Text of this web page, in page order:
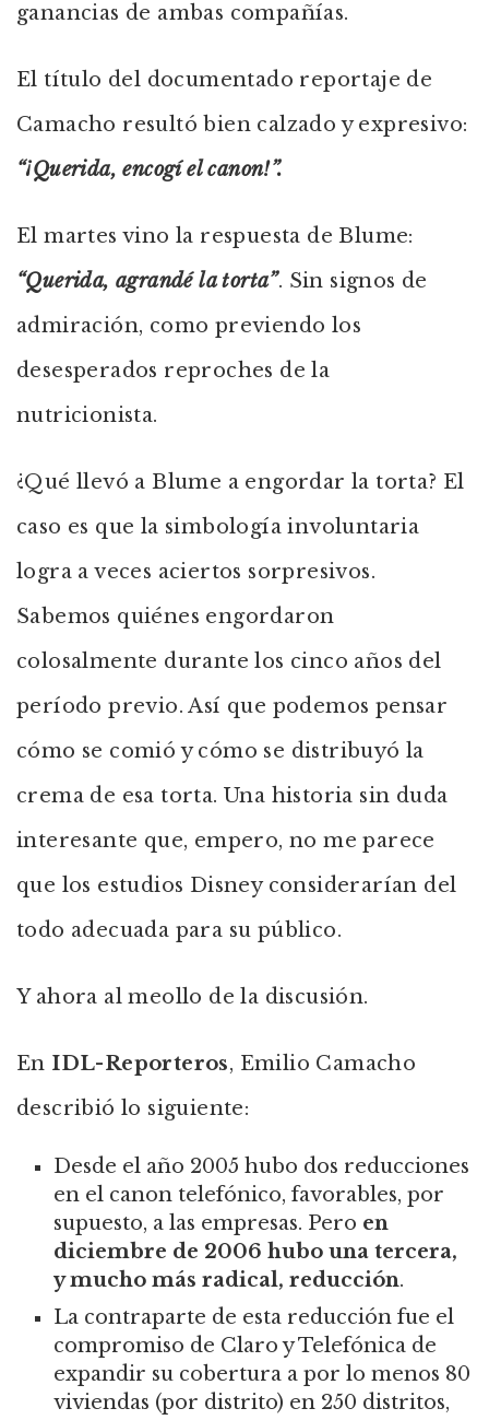
ganancias de ambas compañías.
El título del documentado reportaje de
Camacho resultó bien calzado y expresivo:
“¡Querida, encogí el canon!”.
El martes vino la respuesta de Blume:
“Querida, agrandé la torta”. Sin signos de
admiración, como previendo los
desesperados reproches de la
nutricionista.
¿Qué llevó a Blume a engordar la torta? El
caso es que la simbología involuntaria
logra a veces aciertos sorpresivos.
Sabemos quiénes engordaron
colosalmente durante los cinco años del
período previo. Así que podemos pensar
cómo se comió y cómo se distribuyó la
crema de esa torta. Una historia sin duda
interesante que, empero, no me parece
que los estudios Disney considerarían del
todo adecuada para su público.
Y ahora al meollo de la discusión.
En IDL-Reporteros, Emilio Camacho
describió lo siguiente:
Desde el año 2005 hubo dos reducciones
en el canon telefónico, favorables, por
supuesto, a las empresas. Pero en
diciembre de 2006 hubo una tercera,
y mucho más radical, reducción.
La contraparte de esta reducción fue el
compromiso de Claro y Telefónica de
expandir su cobertura a por lo menos 80
viviendas (por distrito) en 250 distritos,